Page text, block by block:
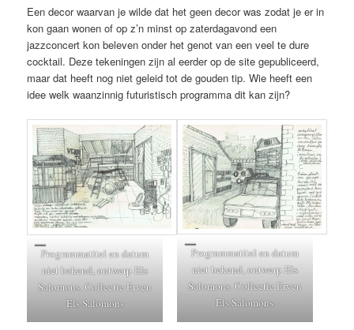
Een decor waarvan je wilde dat het geen decor was zodat je er in
kon gaan wonen of op z’n minst op zaterdagavond een
jazzconcert kon beleven onder het genot van een veel te dure
cocktail. Deze tekeningen zijn al eerder op de site gepubliceerd,
maar dat heeft nog niet geleid tot de gouden tip. Wie heeft een
idee welk waanzinnig futuristisch programma dit kan zijn?
Programmatitel en datum
niet bekend, ontwerp Els
Salomons. Collectie Erven
Els Salomons
Programmatitel en datum
niet bekend, ontwerp Els
Salomons. Collectie Erven
Els Salomons